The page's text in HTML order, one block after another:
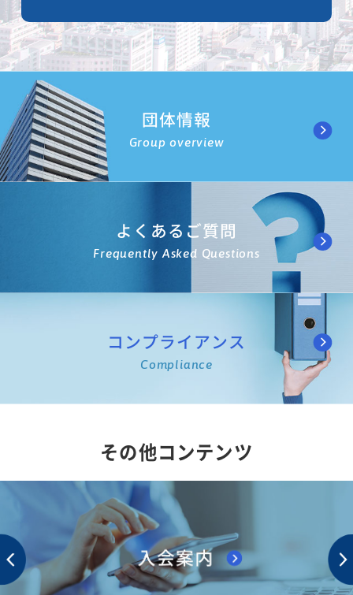
団体情報
Group overview
よくあるご質問
Frequently Asked Questions
コンプライアンス
Compliance
その他コンテンツ